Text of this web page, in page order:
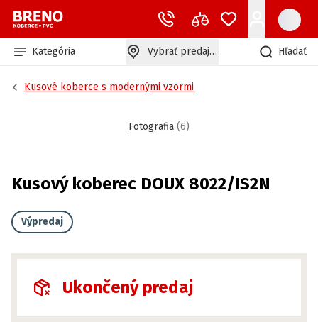
Kategória Vybrať predajňu Hľadať
Kusové koberce s modernými vzormi
Fotografia (6)
Kusový koberec DOUX 8022/IS2N
Výpredaj
Ukončený predaj